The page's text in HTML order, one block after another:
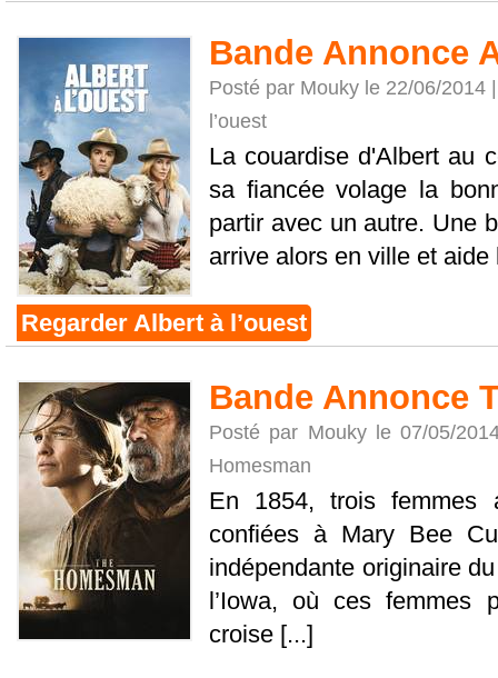
Bande Annonce
Posté par Mouky le 22/06/2014
l’ouest
La couardise d'Albert au
sa fiancée volage la
partir avec un autre. Une
arrive alors en ville et aide
Regarder Albert à l’ouest
Bande Annonce
Posté par Mouky le 07/05/
Homesman
En 1854, trois femmes
confiées à Mary Bee
indépendante originaire
l’Iowa, où ces femmes
croise [...]